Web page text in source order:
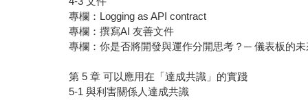
專欄：Logging as API contract
專欄：撰寫AI 友善文件
專欄：你是否將開發與運作分開思考？─ 儀表板的未
第 5 章 可以應用在「達成共識」的實踐
5-1 與利害關係人達成共識